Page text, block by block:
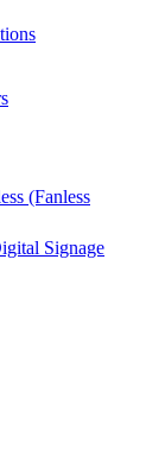
(Fanless
Signage